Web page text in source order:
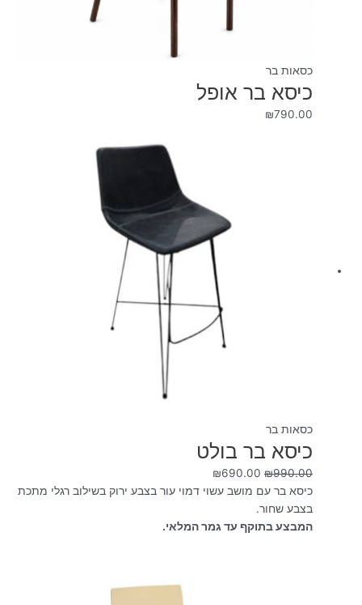
כסאות בר
כיסא בר אופל
₪790.00
כסאות בר
כיסא בר בולט
₪990.00
₪690.00
₪690.00.
כיסא בר עם מושב עשוי דמוי עור בצבע ירוק בשילוב רגלי מתכת
בצבע שחור.
המבצע בתוקף עד גמר המלאי.